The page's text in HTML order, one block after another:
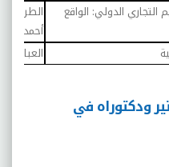
الدولي: الواقع
أحمد
العبار،
ودكتوراه في